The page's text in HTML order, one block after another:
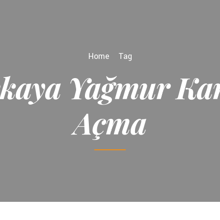
Home Tag
Yağmur
Açma